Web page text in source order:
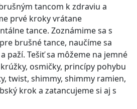
tancom k zdraviu a
prvé kroky vrátane
tance. Zoznámime sa s
brušné tance, naučíme sa
paží. Tešiť sa môžeme na jemné
osmičky, princípy pohybu
twist, shimmy, shimmy ramien,
krok a zatancujeme si aj s